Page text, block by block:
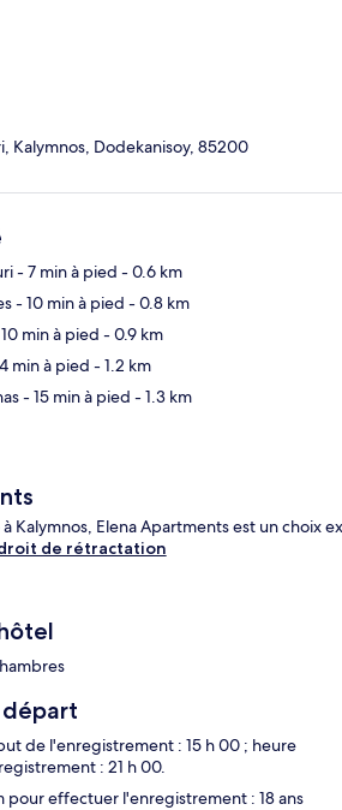
Kalymnos, Dodekanisoy, 85200
- 7 min à pied - 0.6 km
- 10 min à pied - 0.8 km
min à pied - 0.9 km
min à pied - 1.2 km
- 15 min à pied - 1.3 km
Kalymnos, Elena Apartments est un choix
de rétractation
de l'enregistrement : 15 h 00 ; heure
: 21 h 00.
pour effectuer l'enregistrement : 18 ans